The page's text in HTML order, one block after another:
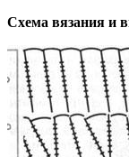
Схема вязания и